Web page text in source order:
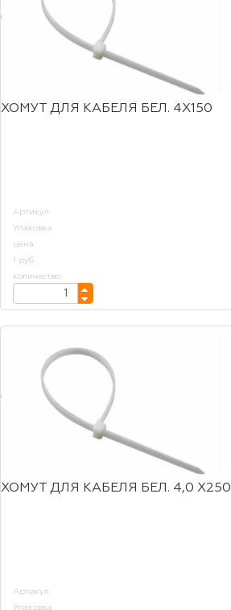
ХОМУТ ДЛЯ КАБЕЛЯ БЕЛ. 4Х150
Артикул
Упаковка
цена:
1 руб.
количество:
ХОМУТ ДЛЯ КАБЕЛЯ БЕЛ. 4,0 Х250
Артикул
Упаковка